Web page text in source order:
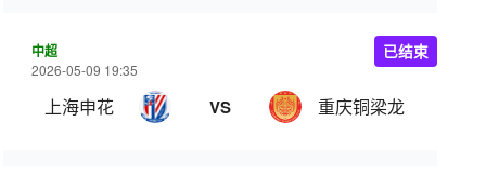
中超
2026-05-09 19:35
上海申花 VS 重庆铜梁龙
已结束